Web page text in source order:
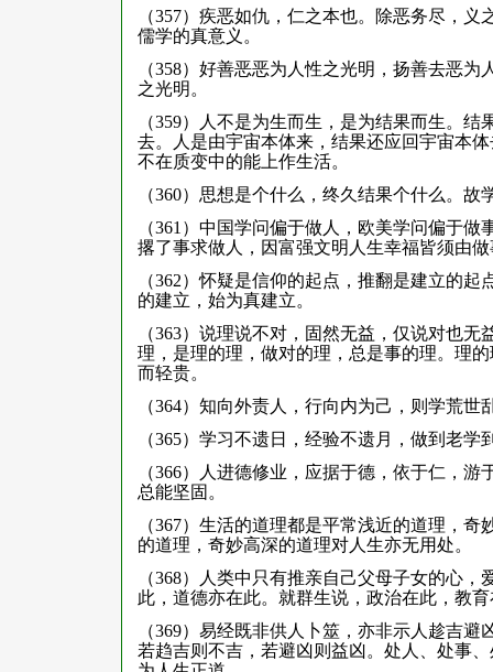
（357）疾恶如仇，仁之本也。除恶务尽，
儒学的真意义。
（358）好善恶恶为人性之光明，扬善去恶
之光明。
（359）人不是为生而生，是为结果而生。
去。人是由宇宙本体来，结果还应回宇宙本
不在质变中的能上作生活。
（360）思想是个什么，终久结果个什么。故
（361）中国学问偏于做人，欧美学问偏于
撂了事求做人，因富强文明人生幸福皆须由
（362）怀疑是信仰的起点，推翻是建立的
的建立，始为真建立。
（363）说理说不对，固然无益，仅说对也
理，是理的理，做对的理，总是事的理。理
而轻贵。
（364）知向外责人，行向内为己，则学荒
（365）学习不遗日，经验不遗月，做到老
（366）人进德修业，应据于德，依于仁，
总能坚固。
（367）生活的道理都是平常浅近的道理，
的道理，奇妙高深的道理对人生亦无用处。
（368）人类中只有推亲自己父母子女的心
此，道德亦在此。就群生说，政治在此，教
（369）易经既非供人卜筮，亦非示人趁吉
若趋吉则不吉，若避凶则益凶。处人、处事